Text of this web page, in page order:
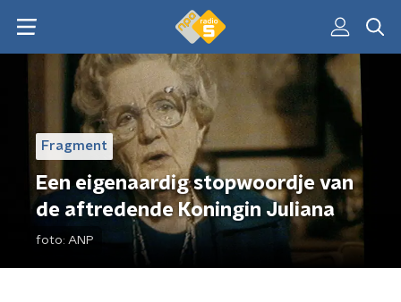
Fragment
Een eigenaardig stopwoordje van
de aftredende Koningin Juliana
foto: ANP